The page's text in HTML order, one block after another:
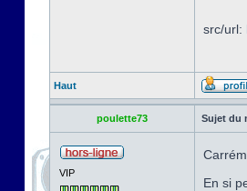
src/url:
Haut
poulette73 Sujet du
VIP
En si